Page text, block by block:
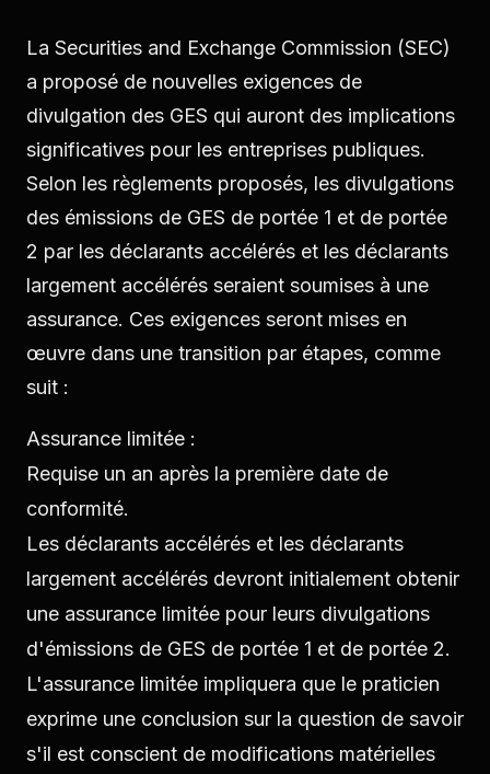
La Securities and Exchange Commission (SEC)
a proposé de nouvelles exigences de
divulgation des GES qui auront des implications
significatives pour les entreprises publiques.
Selon les règlements proposés, les divulgations
des émissions de GES de portée 1 et de portée
2 par les déclarants accélérés et les déclarants
largement accélérés seraient soumises à une
assurance. Ces exigences seront mises en
œuvre dans une transition par étapes, comme
suit :
Assurance limitée :
Requise un an après la première date de
conformité.
Les déclarants accélérés et les déclarants
largement accélérés devront initialement obtenir
une assurance limitée pour leurs divulgations
d'émissions de GES de portée 1 et de portée 2.
L'assurance limitée impliquera que le praticien
exprime une conclusion sur la question de savoir
s'il est conscient de modifications matérielles